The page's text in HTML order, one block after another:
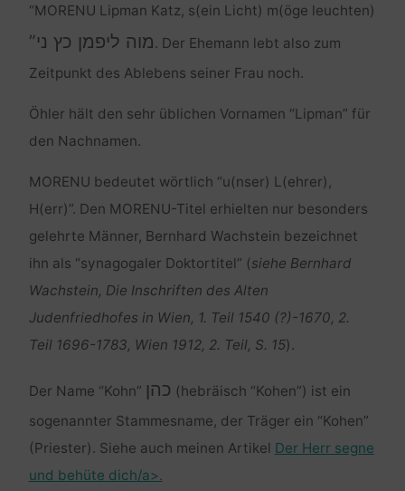
“MORENU Lipman Katz, s(ein Licht) m(öge leuchten)
מוה ליפמן כץ ני”. Der Ehemann lebt also zum
Zeitpunkt des Ablebens seiner Frau noch.
Öhler hält den sehr üblichen Vornamen “Lipman” für
den Nachnamen.
MORENU bedeutet wörtlich “u(nser) L(ehrer),
H(err)”. Den MORENU-Titel erhielten nur besonders
gelehrte Männer, Bernhard Wachstein bezeichnet
ihn als “synagogaler Doktortitel” (siehe Bernhard
Wachstein, Die Inschriften des Alten
Judenfriedhofes in Wien, 1. Teil 1540 (?)-1670, 2.
Teil 1696-1783, Wien 1912, 2. Teil, S. 15).
Der Name “Kohn” כהן (hebräisch “Kohen”) ist ein
sogenannter Stammesname, der Träger ein “Kohen”
(Priester). Siehe auch meinen Artikel Der Herr segne
und behüte dich/a>.